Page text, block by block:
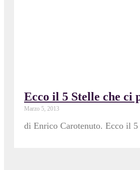
Ecco il 5 Stelle che ci
Marzo 5, 2013
di Enrico Carotenuto. Ecco il